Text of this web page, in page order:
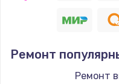
Ремонт
Ремонт